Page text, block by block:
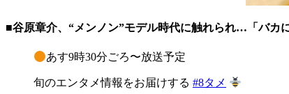
■谷原章介、“メンノン”モデル時代に触れられ…「バカ
あす9時30分ごろ〜放送予定
旬のエンタメ情報をお届けする #8タメ